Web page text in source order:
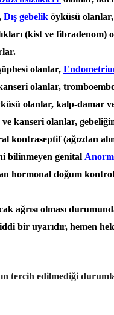
Dış gebelik öyküsü
(kist ve fibradenom)
olanlar,
olanlar,
olanlar, kalp-damar
kanseri olanlar,
kontraseptif (ağızdan
bilinmeyen genital
hormonal doğum
ağrısı olması
bir uyarıdır, hemen
tercih edilmediği